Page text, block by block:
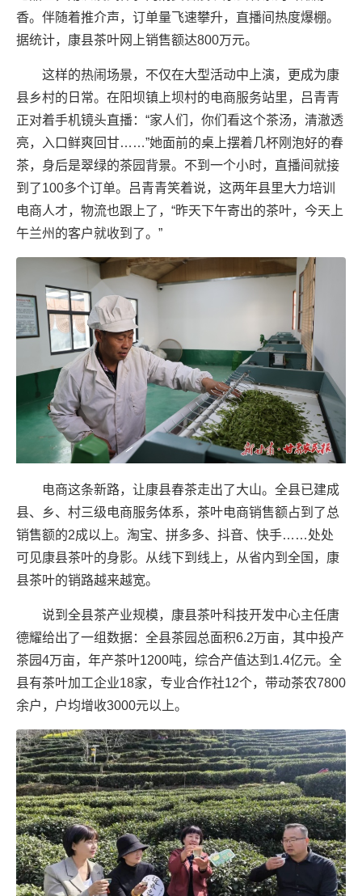
香。伴随着推介声，订单量飞速攀升，直播间热度爆棚。
据统计，康县茶叶网上销售额达800万元。
这样的热闹场景，不仅在大型活动中上演，更成为康
县乡村的日常。在阳坝镇上坝村的电商服务站里，吕青青
正对着手机镜头直播：“家人们，你们看这个茶汤，清澈透
亮，入口鲜爽回甘……”她面前的桌上摆着几杯刚泡好的春
茶，身后是翠绿的茶园背景。不到一个小时，直播间就接
到了100多个订单。吕青青笑着说，这两年县里大力培训
电商人才，物流也跟上了，“昨天下午寄出的茶叶，今天上
午兰州的客户就收到了。”
电商这条新路，让康县春茶走出了大山。全县已建成
县、乡、村三级电商服务体系，茶叶电商销售额占到了总
销售额的2成以上。淘宝、拼多多、抖音、快手……处处
可见康县茶叶的身影。从线下到线上，从省内到全国，康
县茶叶的销路越来越宽。
说到全县茶产业规模，康县茶叶科技开发中心主任唐
德耀给出了一组数据：全县茶园总面积6.2万亩，其中投产
茶园4万亩，年产茶叶1200吨，综合产值达到1.4亿元。全
县有茶叶加工企业18家，专业合作社12个，带动茶农7800
余户，户均增收3000元以上。